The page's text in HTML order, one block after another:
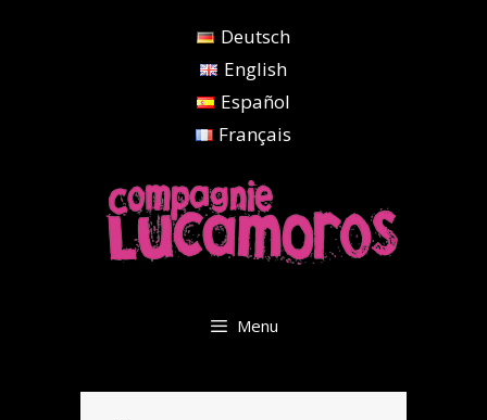
Deutsch
English
Español
Français
Menu